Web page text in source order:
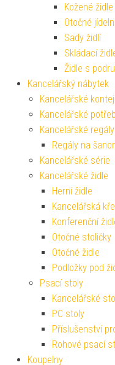
Kožené židle
Otočné
Sady židlí
Skládací
Židle s
Kancelářský nábytek
Kancelářské
Kancelářské
Kancelářské regály
Regály na
Kancelářské série
Kancelářské židle
Herní židle
Kancelářská
Konferenční
Otočné stoličky
Otočné židle
Podložky pod
Psací stoly
Kancelářské
PC stoly
Příslušenství
Rohové psací
Koupelny